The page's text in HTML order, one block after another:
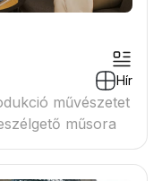
Hír
művészetet
műsora